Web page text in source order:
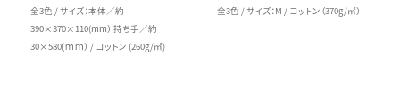
全3色 / サイズ：本体／約
390×370×110(mm） 持ち手／約
30×580(ｍｍ） / コットン (260g/㎡)
全3色 / サイズ：M / コットン（370g/㎡）